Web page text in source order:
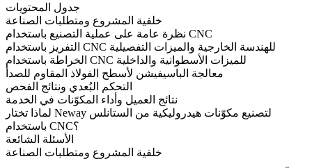
جدول المحتويات
خلفية المشروع ومتطلبات الصناعة
نظرة عامة على عملية التصنيع باستخدام CNC
التفريز باستخدام CNC للهندسة الخارجية والميزات التفصيلية
الخراطة باستخدام CNC للميزات الأسطوانية والداخلية
معالجة الباسيفيشن لأسطح الفولاذ المقاوم للصدأ
التحكم البُعدي ونتائج الفحص
نتائج العميل وأداء المكوّنات في الخدمة
لماذا تختار Neway لتصنيع مكوّنات هيدروليكية من الستانلس
باستخدام CNC؟
الأسئلة الشائعة
خلفية المشروع ومتطلبات الصناعة